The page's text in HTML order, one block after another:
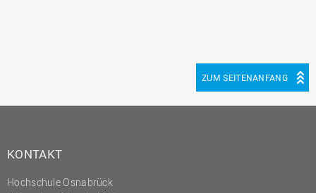
ZUM SEITENANFANG
KONTAKT
Hochschule Osnabrück